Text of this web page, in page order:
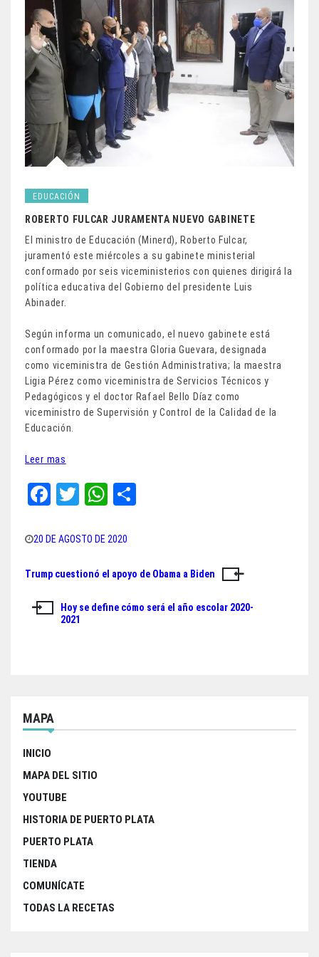
EDUCACIÓN
ROBERTO FULCAR JURAMENTA NUEVO GABINETE
El ministro de Educación (Minerd), Roberto Fulcar,
juramentó este miércoles a su gabinete ministerial
conformado por seis viceministerios con quienes dirigirá la
política educativa del Gobierno del presidente Luis
Abinader.
Según informa un comunicado, el nuevo gabinete está
conformado por la maestra Gloria Guevara, designada
como viceministra de Gestión Administrativa; la maestra
Ligia Pérez como viceministra de Servicios Técnicos y
Pedagógicos y el doctor Rafael Bello Díaz como
viceministro de Supervisión y Control de la Calidad de la
Educación.
Leer mas
Fa
bo
T
tt
er
W
ts
A
pp
20 DE AGOSTO DE 2020
Navegación
de
Trump cuestionó el apoyo de Obama a Biden
Hoy se define cómo será el año escolar 2020-
2021
MAPA
INICIO
MAPA DEL SITIO
YOUTUBE
HISTORIA DE PUERTO PLATA
PUERTO PLATA
TIENDA
COMUNÍCATE
TODAS LA RECETAS